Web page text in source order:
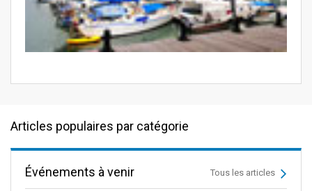
Articles populaires par catégorie
Événements à venir Tous les articles